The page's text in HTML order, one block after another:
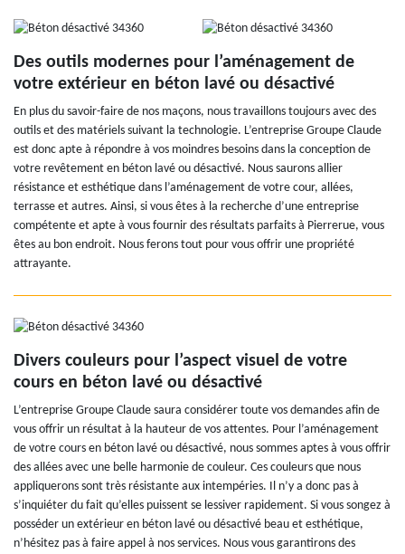
Des outils modernes pour l’aménagement de
votre extérieur en béton lavé ou désactivé
En plus du savoir-faire de nos maçons, nous travaillons toujours avec des
outils et des matériels suivant la technologie. L’entreprise Groupe Claude
est donc apte à répondre à vos moindres besoins dans la conception de
votre revêtement en béton lavé ou désactivé. Nous saurons allier
résistance et esthétique dans l’aménagement de votre cour, allées,
terrasse et autres. Ainsi, si vous êtes à la recherche d’une entreprise
compétente et apte à vous fournir des résultats parfaits à Pierrerue, vous
êtes au bon endroit. Nous ferons tout pour vous offrir une propriété
attrayante.
Divers couleurs pour l’aspect visuel de votre
cours en béton lavé ou désactivé
L’entreprise Groupe Claude saura considérer toute vos demandes afin de
vous offrir un résultat à la hauteur de vos attentes. Pour l’aménagement
de votre cours en béton lavé ou désactivé, nous sommes aptes à vous offrir
des allées avec une belle harmonie de couleur. Ces couleurs que nous
appliquerons sont très résistante aux intempéries. Il n’y a donc pas à
s’inquiéter du fait qu’elles puissent se lessiver rapidement. Si vous songez à
posséder un extérieur en béton lavé ou désactivé beau et esthétique,
n’hésitez pas à faire appel à nos services. Nous vous garantirons des